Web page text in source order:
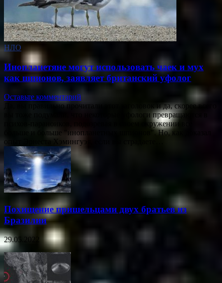
НЛО
Инопланетяне могут использовать чаек и мух
как шпионов, заявляет британский уфолог
Оставьте комментарий
Да, вы правильно прочитали этот заголовок и да, скорее всего
вы тоже подумали, что некоторые уфологи превращаются в
психов-параноиков, подозревая в своем окружении все
больше и больше "инопланетных шпионов". Но, как доказал
опыт Эрнеста Хэмингуэя, если вы страдаете…
Похищение пришельцами двух братьев из
Бразилии
29.05.2022